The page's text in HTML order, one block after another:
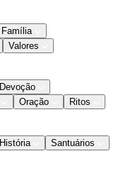
Família
Valores
Devoção
Oração
Ritos
História
Santuários